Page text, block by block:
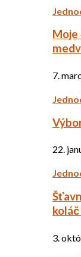
Moje
7.
22.
3.